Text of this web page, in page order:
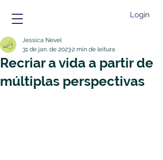
Login
Recriar a vida a partir de
múltiplas perspectivas
Jessica Nevel
31 de jan. de 20232 min de leitura